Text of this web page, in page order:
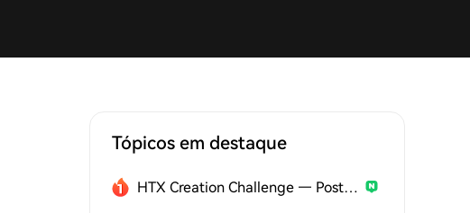
Tópicos em destaque
HTX Creation Challenge — Post and Win 1,500U